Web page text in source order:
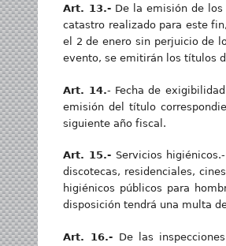
Art. 13.- De la emisión de
catastro realizado para este
el 2 de enero sin perjuicio de
evento, se emitirán los títulos
Art. 14.- Fecha de
emisión del título
siguiente año fiscal.
Art. 15.- Servicios
discotecas, residenciales,
higiénicos públicos para
disposición tendrá una multa
Art. 16.- De las